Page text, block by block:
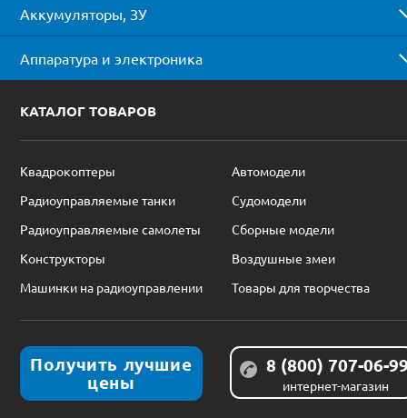
Аккумуляторы, ЗУ
Аппаратура и электроника
КАТАЛОГ ТОВАРОВ
Квадрокоптеры
Автомодели
Радиоуправляемые танки
Судомодели
Радиоуправляемые самолеты
Сборные модели
Конструкторы
Воздушные змеи
Машинки на радиоуправлении
Товары для творчества
Получить лучшие
цены
8 (800) 707-06-
интернет-магазин